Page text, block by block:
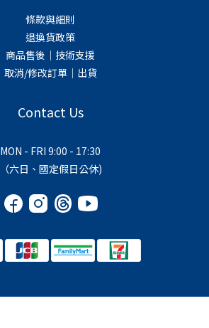
條款與細則
退換貨政策
商品售後｜技術支援
取消/修改訂單｜出貨
Contact Us
MON - FRI 9:00 - 17:30
（六日、國定假日公休)